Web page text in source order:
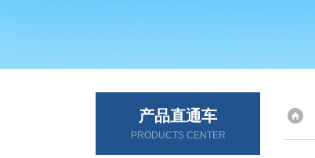
产品直通车
PRODUCTS CENTER